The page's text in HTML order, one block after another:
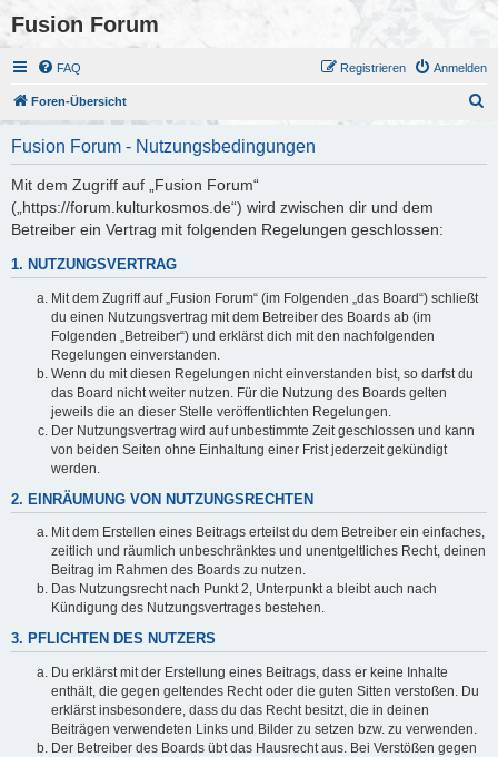
Fusion Forum
FAQ Anmelden
Registrieren
Foren-Übersicht
Fusion Forum - Nutzungsbedingungen
Mit dem Zugriff auf „Fusion Forum“
(„https://forum.kulturkosmos.de“) wird zwischen dir und dem
Betreiber ein Vertrag mit folgenden Regelungen geschlossen:
1. NUTZUNGSVERTRAG
Mit dem Zugriff auf „Fusion Forum“ (im Folgenden „das Board“) schließt
du einen Nutzungsvertrag mit dem Betreiber des Boards ab (im
Folgenden „Betreiber“) und erklärst dich mit den nachfolgenden
Regelungen einverstanden.
Wenn du mit diesen Regelungen nicht einverstanden bist, so darfst du
das Board nicht weiter nutzen. Für die Nutzung des Boards gelten
jeweils die an dieser Stelle veröffentlichten Regelungen.
Der Nutzungsvertrag wird auf unbestimmte Zeit geschlossen und kann
von beiden Seiten ohne Einhaltung einer Frist jederzeit gekündigt
werden.
2. EINRÄUMUNG VON NUTZUNGSRECHTEN
Mit dem Erstellen eines Beitrags erteilst du dem Betreiber ein einfaches,
zeitlich und räumlich unbeschränktes und unentgeltliches Recht, deinen
Beitrag im Rahmen des Boards zu nutzen.
Das Nutzungsrecht nach Punkt 2, Unterpunkt a bleibt auch nach
Kündigung des Nutzungsvertrages bestehen.
3. PFLICHTEN DES NUTZERS
Du erklärst mit der Erstellung eines Beitrags, dass er keine Inhalte
enthält, die gegen geltendes Recht oder die guten Sitten verstoßen. Du
erklärst insbesondere, dass du das Recht besitzt, die in deinen
Beiträgen verwendeten Links und Bilder zu setzen bzw. zu verwenden.
Der Betreiber des Boards übt das Hausrecht aus. Bei Verstößen gegen